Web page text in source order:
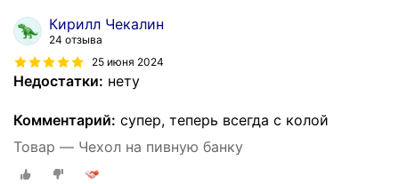
Кирилл Чекалин
24 отзыва
25 июня 2024
Недостатки: нету
Комментарий: супер, теперь всегда с колой
Товар — Чехол на пивную банку